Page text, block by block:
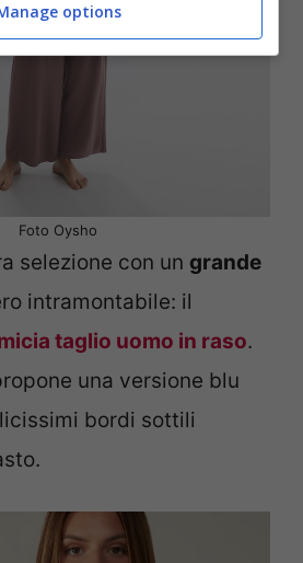
Foto Oysho
selezione con un grande
intramontabile: il
taglio uomo in raso.
una versione blu
bordi sottili
options